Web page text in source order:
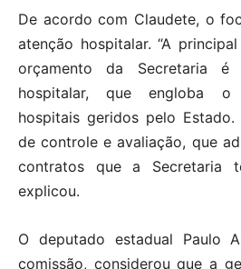
De acordo com Claudete, o
atenção hospitalar. “A
orçamento da Secretaria
hospitalar, que engloba o
hospitais geridos pelo
de controle e avaliação, que
contratos que a Secretaria
explicou.
O deputado estadual Paulo
comissão, considerou que a